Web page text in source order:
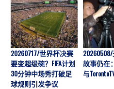
20260717/世界杯决赛
要变超级碗？FIFA计划
30分钟中场秀打破足
球规则引发争议
故事仍在
与